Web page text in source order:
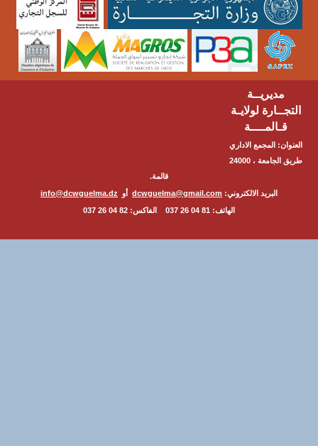
مديريــة
لولايـة
المجمع الاداري
طريق الجامعة ، 24000
البريد الالكتروني:dcwguelma@gmail.com أوinfo@dcwguelma.dz